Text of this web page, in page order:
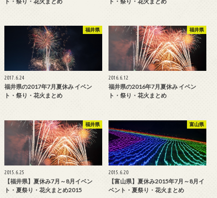
福井県
2017.6.24
福井県の2017年7月夏休み イベン
ト・祭り・花火まとめ
福井県
2016.6.12
福井県の2016年7月夏休み イベン
ト・祭り・花火まとめ
福井県
2015.6.25
【福井県】夏休み7月～8月イベン
ト・夏祭り・花火まとめ2015
富山県
2015.6.20
【富山県】夏休み2015年7月～8月イ
ベント・夏祭り・花火まとめ